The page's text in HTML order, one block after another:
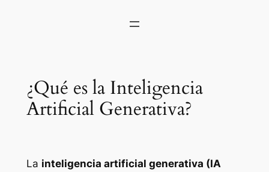
¿Qué es la Inteligencia
Artificial Generativa?
La inteligencia artificial generativa (IA